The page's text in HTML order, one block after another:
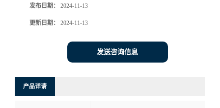
发布日期： 2024-11-13
更新日期： 2024-11-13
发送咨询信息
产品详请